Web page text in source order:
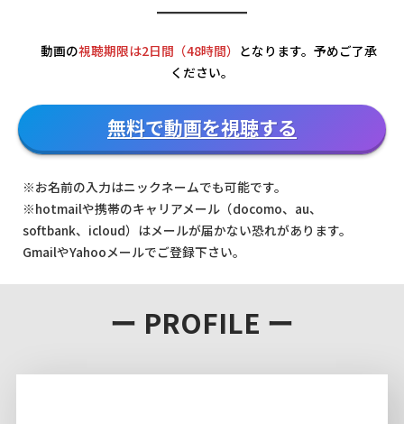
動画の視聴期限は2日間（48時間） となります。予めご了承
ください。
無料で動画を視聴する
※お名前の入力はニックネームでも可能です。
※hotmailや携帯のキャリアメール（docomo、au、
softbank、icloud）はメールが届かない恐れがあります。
GmailやYahooメールでご登録下さい。
ー PROFILE ー